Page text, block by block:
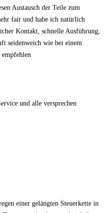
Austausch der Teile zum
fair und habe ich natürlich
Kontakt, schnelle Ausführung,
seidenweich wie bei einem
und alle versprechen
einer gelängten Steuerkette in